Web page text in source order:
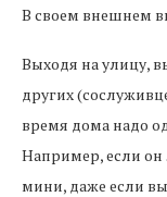
В своем внешнем
Выходя на улицу,
других
время дома надо
Например, если он
мини, даже если вы